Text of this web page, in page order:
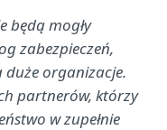
będą mogły
zabezpieczeń,
organizacje.
partnerów, którzy
w zupełnie